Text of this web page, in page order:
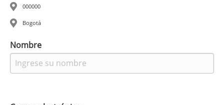
000000
Bogotá
Nombre